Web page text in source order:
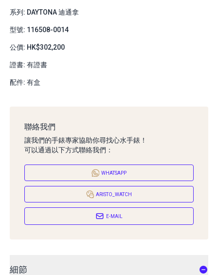
系列: DAYTONA 迪通拿
型號: 116508-0014
公價: HK$302,200
證書: 有證書
配件: 有盒
聯絡我們
讓我們的手錶專家協助你尋找心水手錶！
可以通過以下方式聯絡我們：
WHATSAPP
ARISTO_WATCH
E-MAIL
細節